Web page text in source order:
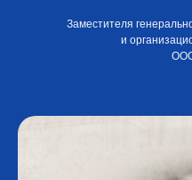
Заместителя
и